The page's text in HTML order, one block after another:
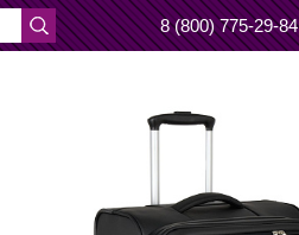
8 (800) 775-29-84